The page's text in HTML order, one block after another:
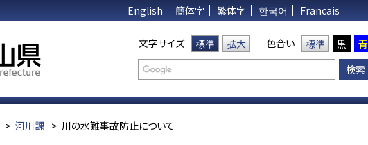
English 簡体字 繁体字 한국어 Francais
文字サイズ 標準 拡大 色合い 標準 黒 青
> 河川課 > 川の水難事故防止について